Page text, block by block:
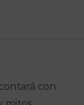
con